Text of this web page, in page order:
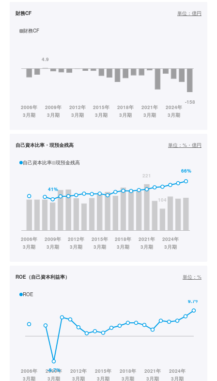
財務CF 単位： 億円
財務CF
自己資本比率・現預金残高 単位： %・億円
自己資本比率 現預金残高
ROE（自己資本利益率） 単位： %
ROE